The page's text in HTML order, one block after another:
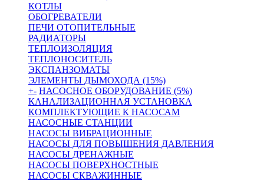
КОТЛЫ
ОБОГРЕВАТЕЛИ
ПЕЧИ ОТОПИТЕЛЬНЫЕ
РАДИАТОРЫ
ТЕПЛОИЗОЛЯЦИЯ
ТЕПЛОНОСИТЕЛЬ
ЭКСПАНЗОМАТЫ
ЭЛЕМЕНТЫ ДЫМОХОДА (15%)
+- НАСОСНОЕ ОБОРУДОВАНИЕ (5%)
КАНАЛИЗАЦИОННАЯ УСТАНОВКА
КОМПЛЕКТУЮЩИЕ К НАСОСАМ
НАСОСНЫЕ СТАНЦИИ
НАСОСЫ ВИБРАЦИОННЫЕ
НАСОСЫ ДЛЯ ПОВЫШЕНИЯ ДАВЛЕНИЯ
НАСОСЫ ДРЕНАЖНЫЕ
НАСОСЫ ПОВЕРХНОСТНЫЕ
НАСОСЫ СКВАЖИННЫЕ